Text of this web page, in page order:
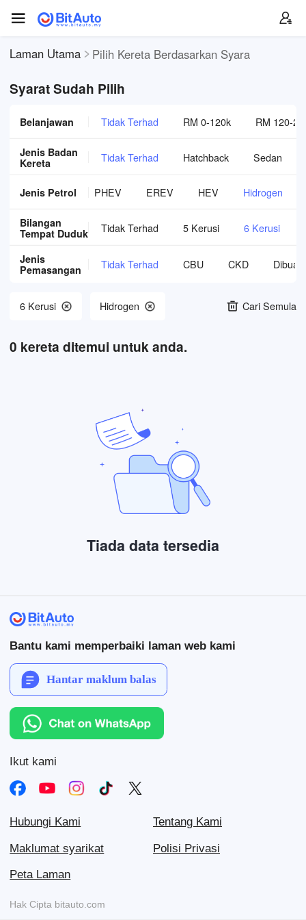
Laman Utama Pilih Kereta Berdasarkan Syara
Syarat Sudah Pilih
Belanjawan Tidak Terhad RM 0-120k RM 120-
Jenis Badan
Kereta
Tidak Terhad Hatchback Sedan
Jenis Petrol
BEV PHEV EREV HEV Hidrogen
Bilangan
Tempat Duduk
Tidak Terhad 5 Kerusi 6 Kerusi
Jenis
Pemasangan
Tidak Terhad CBU CKD Dibuat
6 Kerusi Hidrogen Cari Semula
0 kereta ditemui untuk anda.
Tiada data tersedia
Bantu kami memperbaiki laman web kami
Hantar maklum balas
Ikut kami
Hubungi Kami Tentang Kami
Maklumat syarikat Polisi Privasi
Peta Laman
Hak Cipta bitauto.com